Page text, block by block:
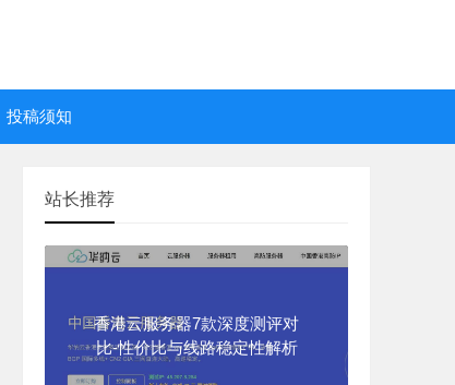
投稿须知
站长推荐
香港云服务器7款深度测评对
比-性价比与线路稳定性解析